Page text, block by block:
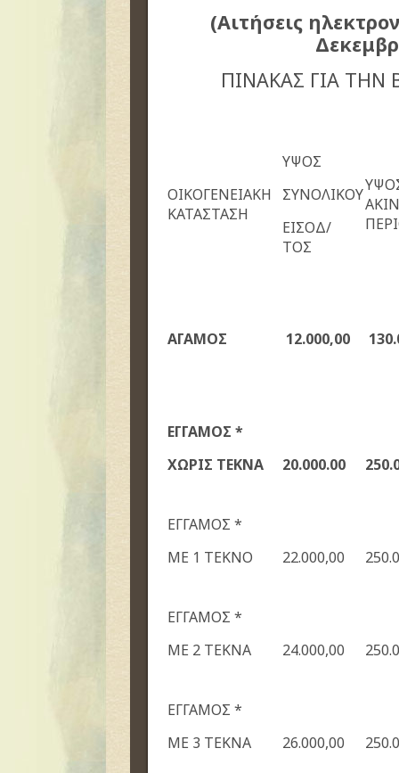
(Αιτήσεις
ΠΙΝΑΚΑΣ ΓΙΑ ΤΗΝ
ΟΙΚΟΓΕΝΕΙΑΚΗ
ΚΑΤΑΣΤΑΣΗ
ΥΨΟΣ
ΣΥΝΟΛΙΚΟΥ
ΕΙΣΟΔ/
ΤΟΣ
ΑΓΑΜΟΣ 12.000,00 13
ΕΓΓΑΜΟΣ *
ΧΩΡΙΣ ΤΕΚΝΑ
20.000.00 25
ΕΓΓΑΜΟΣ *
ΜΕ 1 ΤΕΚΝΟ
22.000,00
ΕΓΓΑΜΟΣ *
ΜΕ 2 ΤΕΚΝΑ
24.000,00
ΕΓΓΑΜΟΣ *
ΜΕ 3 ΤΕΚΝΑ
26.000,00